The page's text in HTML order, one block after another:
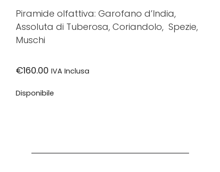
Piramide olfattiva: Garofano d’India,
Assoluta di Tuberosa, Coriandolo, Spezie,
Muschi
€160.00 IVA Inclusa
Disponibile